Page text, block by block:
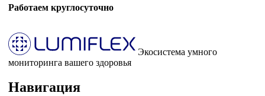
Работаем круглосуточно
Экосистема умного
мониторинга вашего здоровья
Навигация